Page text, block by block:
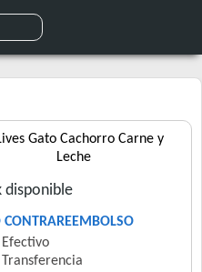
Gato Cachorro Carne y
Leche
disponible
CONTRAREEMBOLSO
Efectivo
Transferencia